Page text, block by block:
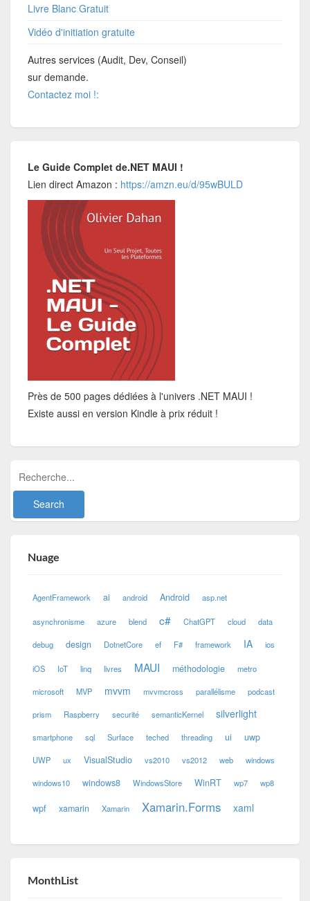
Livre Blanc Gratuit
Vidéo d'initiation gratuite
Autres services (Audit, Dev, Conseil)
sur demande.
Contactez moi !:
Le Guide Complet de.NET MAUI !
Lien direct Amazon : https://amzn.eu/d/95wBULD
Près de 500 pages dédiées à l'univers .NET MAUI !
Existe aussi en version Kindle à prix réduit !
Nuage
AgentFramework ai android Android asp.net
asynchronisme azure blend c# ChatGPT cloud data
debug design DotnetCore ef F# framework IA ios
iOS IoT linq livres MAUI méthodologie metro
microsoft MVP mvvm mvvmcross parallélisme podcast
prism Raspberry securité semanticKernel silverlight
smartphone sql Surface teched threading ui uwp
UWP ux VisualStudio vs2010 vs2012 web windows
windows10 windows8 WindowsStore WinRT wp7 wp8
wpf xamarin Xamarin Xamarin.Forms xaml
MonthList